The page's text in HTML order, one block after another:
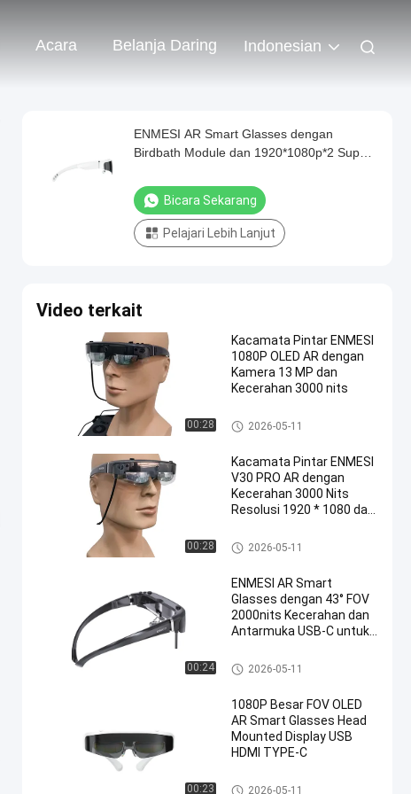
Acara Belanja Daring Indonesian
ENMESI AR Smart Glasses dengan
Birdbath Module dan 1920*1080p*2 Super
Bicara Sekarang
Pelajari Lebih Lanjut
Video terkait
00:28
Kacamata Pintar ENMESI
1080P OLED AR dengan
Kamera 13 MP dan
Kecerahan 3000 nits
Kacamata Cerdas AR
2026-05-11
00:28
Kacamata Pintar ENMESI
V30 PRO AR dengan
Kecerahan 3000 Nits
Resolusi 1920 * 1080 dan
Kacamata Cerdas AR
2026-05-11
00:24
ENMESI AR Smart
Glasses dengan 43° FOV
2000nits Kecerahan dan
Antarmuka USB-C untuk
reality yang ditingkatkan
Kacamata Cerdas AR
2026-05-11
00:23
1080P Besar FOV OLED
AR Smart Glasses Head
Mounted Display USB
HDMI TYPE-C
Kacamata Cerdas AR
2026-05-11